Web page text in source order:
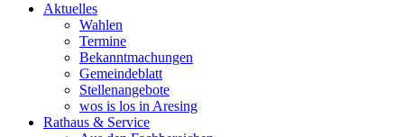
Aktuelles
Wahlen
Termine
Bekanntmachungen
Gemeindeblatt
Stellenangebote
wos is los in Aresing
Rathaus & Service